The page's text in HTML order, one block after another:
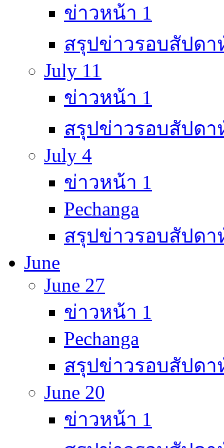
ข่าวหน้า 1
สรุปข่าวรอบสัปดา
July 11
ข่าวหน้า 1
สรุปข่าวรอบสัปดา
July 4
ข่าวหน้า 1
Pechanga
สรุปข่าวรอบสัปดา
June
June 27
ข่าวหน้า 1
Pechanga
สรุปข่าวรอบสัปดา
June 20
ข่าวหน้า 1